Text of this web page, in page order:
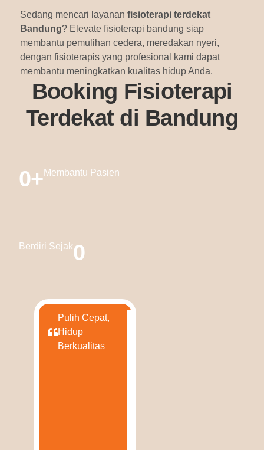
Sedang mencari layanan fisioterapi terdekat
Bandung? Elevate fisioterapi bandung siap
membantu pemulihan cedera, meredakan nyeri,
dengan fisioterapis yang profesional kami dapat
membantu meningkatkan kualitas hidup Anda.
Booking Fisioterapi
Terdekat di Bandung
0+ Membantu Pasien
Berdiri Sejak0
Pulih Cepat,
Hidup
Berkualitas